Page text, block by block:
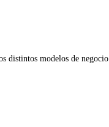
distintos modelos de negocio